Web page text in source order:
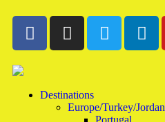
Destinations
Europe/Turkey/Jordan
Portugal